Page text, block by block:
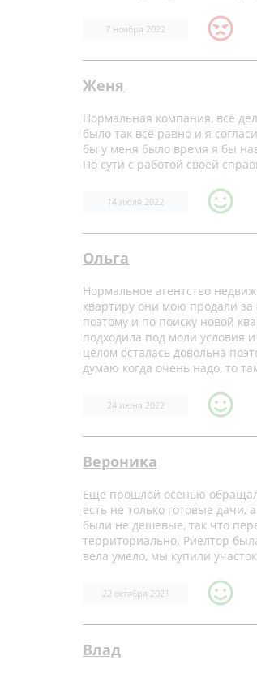
7 ноября 2022
Женя
Нормальная компания, всё
было так всё равно и я
бы у меня было время я бы
По сути с работой своей
14 июля 2022
Ольга
Нормальное агентство
квартиру они мою продали за
поэтому и по поиску новой
подходила под моли условия
целом осталась довольна
думаю когда очень надо, то
24 июня 2022
Вероника
Еще прошлой осенью
есть не только готовые дачи,
были не дешевые, так что
территориально. Риелтор
вела умело, мы купили
22 октября 2021
Влад